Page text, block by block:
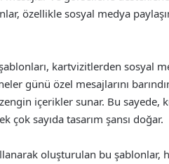
özellikle sosyal medya
kartvizitlerden sosyal
günü özel mesajlarını
içerikler sunar. Bu sayede,
çok sayıda tasarım şansı doğar.
oluşturulan bu şablonlar,